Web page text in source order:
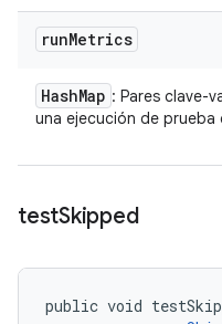
runMetrics
HashMap : Pares clave-
una ejecución de prueba
testSkipped
public void